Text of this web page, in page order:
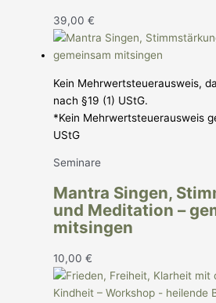
39,00 €
Kein Mehrwertsteuerausweis,
nach §19 (1) UStG.
*Kein Mehrwertsteuerausweis
UStG
Seminare
Mantra Singen,
und Meditation –
mitsingen
10,00 €